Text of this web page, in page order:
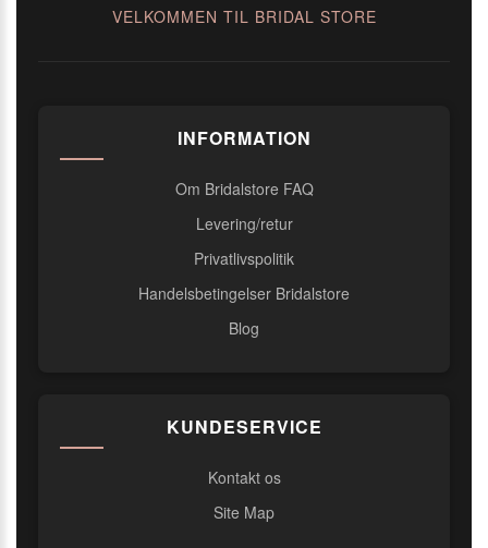
VELKOMMEN TIL BRIDAL STORE
INFORMATION
Om Bridalstore FAQ
Levering/retur
Privatlivspolitik
Handelsbetingelser Bridalstore
Blog
KUNDESERVICE
Kontakt os
Site Map